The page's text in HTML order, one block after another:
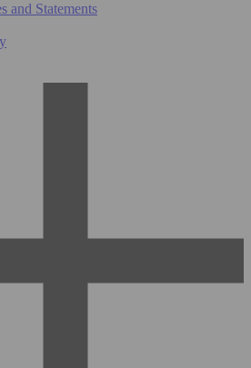
and Statements